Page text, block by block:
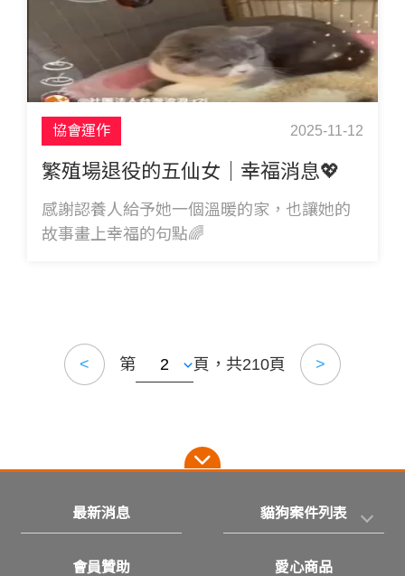
協會運作 2025-11-12
繁殖場退役的五仙女｜幸福消息💖
感謝認養人給予她一個溫暖的家，也讓她的
故事畫上幸福的句點🌈
< 第 頁，共210頁 >
最新消息 貓狗案件列表
會員贊助 愛心商品